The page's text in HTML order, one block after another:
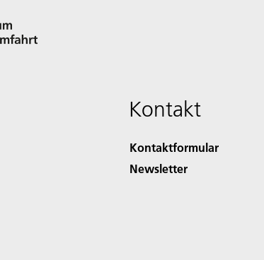
Kontakt
Kontaktformular
Newsletter